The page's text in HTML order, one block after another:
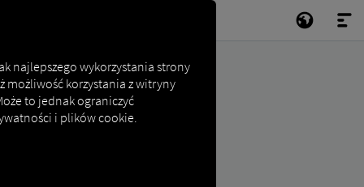
najlepszego wykorzystania strony
możliwość korzystania z witryny
to jednak ograniczyć
i plików cookie.